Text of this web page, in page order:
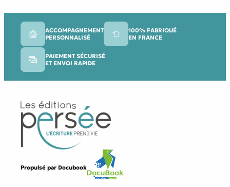
ACCOMPAGNEMENT
PERSONNALISÉ
100% FABRIQUÉ
EN FRANCE
PAIEMENT SÉCURISÉ
ET ENVOI RAPIDE
Propulsé par Docubook